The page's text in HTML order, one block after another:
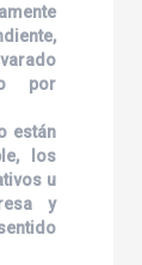
por
están
los
u
y